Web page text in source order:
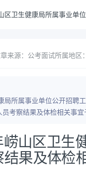
区卫生健康局所属事业单
来源：公考面试所属地区
局所属事业单位公开招聘
考察结果及体检相关事
崂山区卫生
果及体检